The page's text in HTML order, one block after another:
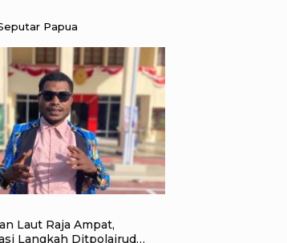
Papua
Laut Raja Ampat,
Langkah Ditpolairud